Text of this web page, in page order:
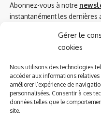
Gérer le
cookies
Nous utilisons des technologies
accéder aux informations
améliorer l’expérience de
personnalisées. Consentir à ces
données telles que le
site.
Abonnez-vous à notre
instantanément les dernières
Azinat.com TV soutient